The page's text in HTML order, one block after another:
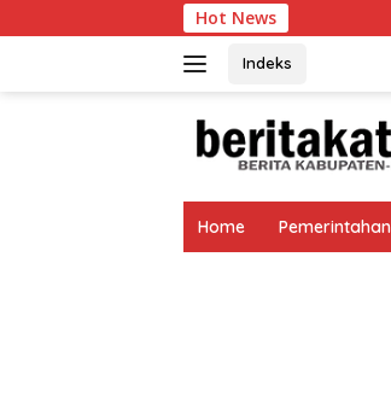
ke
Hot News
Indeks
Home Pemerintahan